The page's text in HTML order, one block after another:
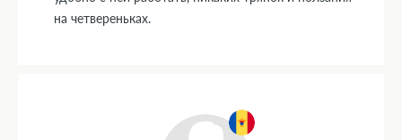
на четвереньках.